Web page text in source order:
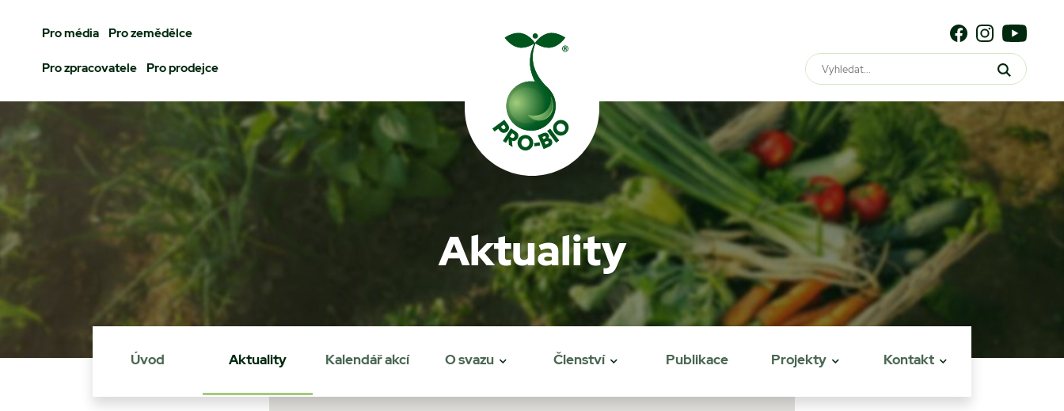
Prohledat PRO-BIO
Pro média Pro zemědělce
Pro zpracovatele Pro prodejce
Aktuality
Úvod Aktuality Kalendář akcí O svazu Členství Publikace Projekty Kontakt